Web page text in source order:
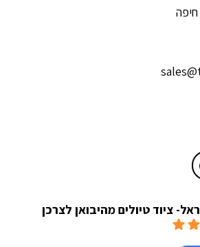
ציוד טיולים מהיבואן לצרכן